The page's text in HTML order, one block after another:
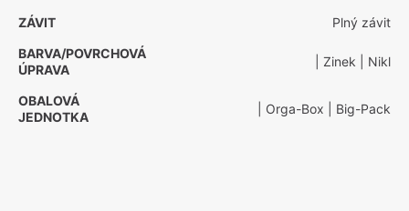
ZÁVIT
Plný závit
BARVA/POVRCHOVÁ
ÚPRAVA
| Zinek | Nikl
OBALOVÁ
JEDNOTKA
| Orga-Box | Big-Pack